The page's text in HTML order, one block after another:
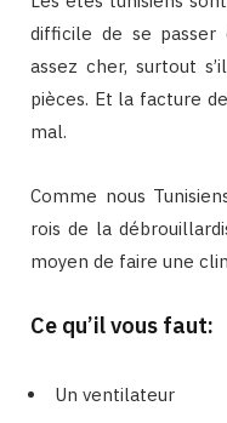
difficile de se passer
assez cher, surtout
pièces. Et la facture
mal.
Comme nous
rois de la
moyen de faire une
Ce qu’il vous faut:
Un ventilateur